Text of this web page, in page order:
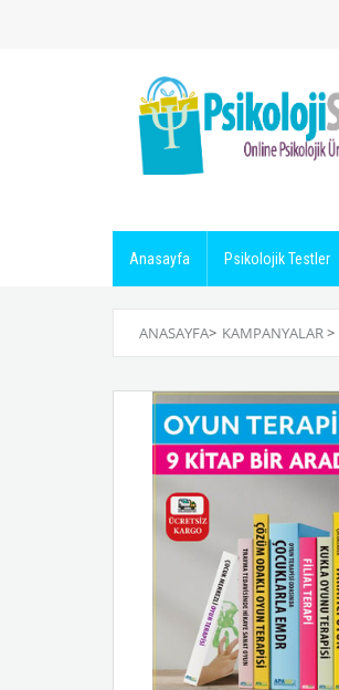
Anasayfa Psikolojik Testler
ANASAYFA> KAMPANYALAR>